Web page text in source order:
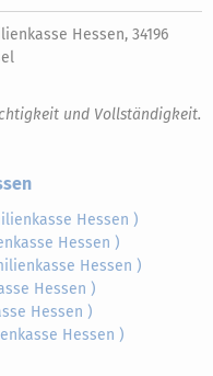
Hessen, 34196
und Vollständigkeit.
Hessen )
Hessen )
Hessen )
Hessen )
Hessen )
Hessen )